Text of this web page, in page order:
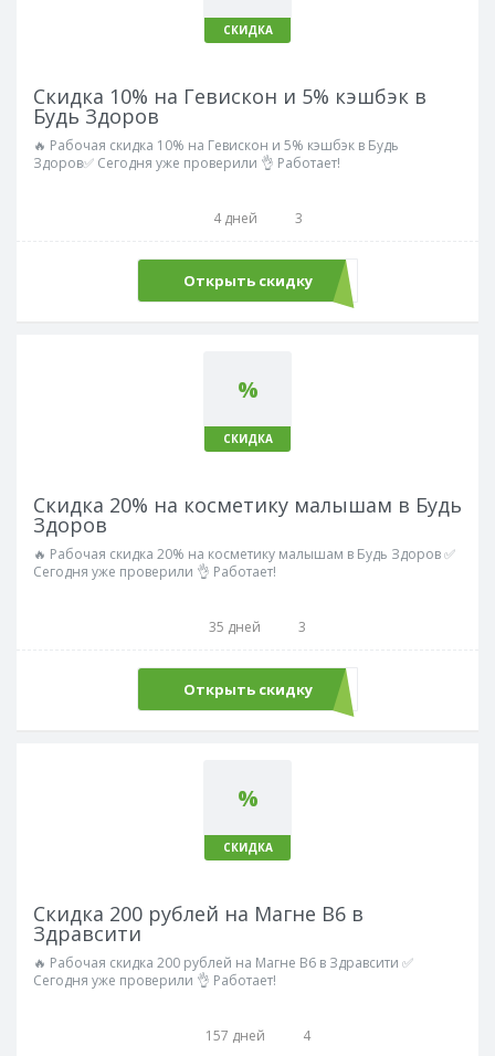
СКИДКА
Скидка 10% на Гевискон и 5% кэшбэк в
Будь Здоров
🔥 Рабочая скидка 10% на Гевискон и 5% кэшбэк в Будь
Здоров✅ Сегодня уже проверили 👌 Работает!
4 дней 3
Открыть скидку
%
СКИДКА
Скидка 20% на косметику малышам в Будь
Здоров
🔥 Рабочая скидка 20% на косметику малышам в Будь Здоров ✅
Сегодня уже проверили 👌 Работает!
35 дней 3
Открыть скидку
%
СКИДКА
Скидка 200 рублей на Магне В6 в
Здравсити
🔥 Рабочая скидка 200 рублей на Магне В6 в Здравсити ✅
Сегодня уже проверили 👌 Работает!
157 дней 4